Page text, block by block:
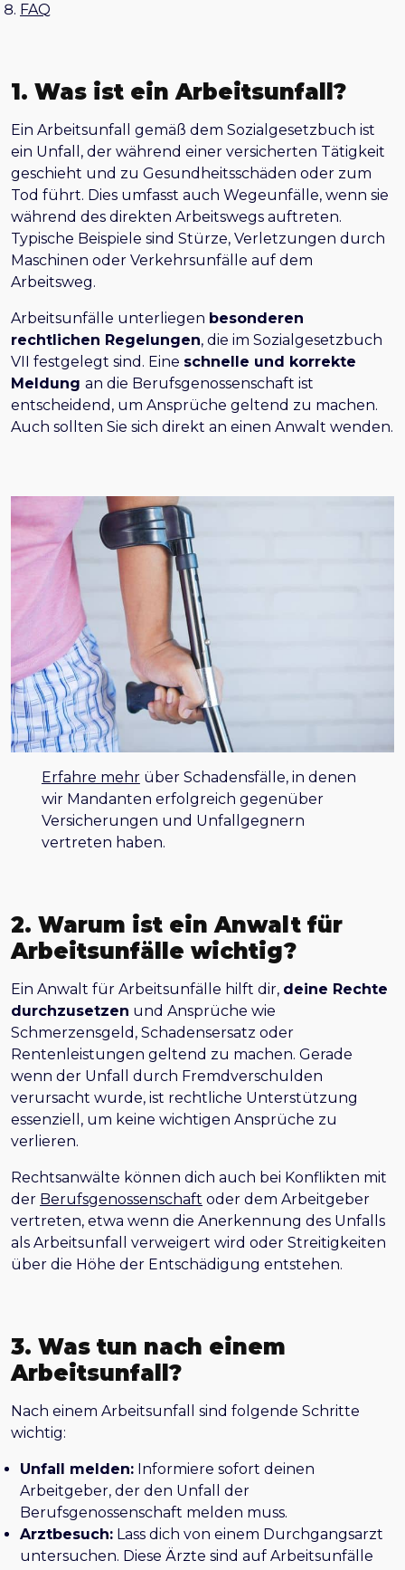
FAQ
1. Was ist ein Arbeitsunfall?
Ein Arbeitsunfall gemäß dem Sozialgesetzbuch ist
ein Unfall, der während einer versicherten Tätigkeit
geschieht und zu Gesundheitsschäden oder zum
Tod führt. Dies umfasst auch Wegeunfälle, wenn sie
während des direkten Arbeitswegs auftreten.
Typische Beispiele sind Stürze, Verletzungen durch
Maschinen oder Verkehrsunfälle auf dem
Arbeitsweg.
Arbeitsunfälle unterliegen besonderen
rechtlichen Regelungen, die im Sozialgesetzbuch
VII festgelegt sind. Eine schnelle und korrekte
Meldung an die Berufsgenossenschaft ist
entscheidend, um Ansprüche geltend zu machen.
Auch sollten Sie sich direkt an einen Anwalt wenden.
Erfahre mehrüber Schadensfälle, in denen
wir Mandanten erfolgreich gegenüber
Versicherungen und Unfallgegnern
vertreten haben.
2. Warum ist ein Anwalt für
Arbeitsunfälle wichtig?
Ein Anwalt für Arbeitsunfälle hilft dir, deine Rechte
durchzusetzen und Ansprüche wie
Schmerzensgeld, Schadensersatz oder
Rentenleistungen geltend zu machen. Gerade
wenn der Unfall durch Fremdverschulden
verursacht wurde, ist rechtliche Unterstützung
essenziell, um keine wichtigen Ansprüche zu
verlieren.
Rechtsanwälte können dich auch bei Konflikten mit
der Berufsgenossenschaft oder dem Arbeitgeber
vertreten, etwa wenn die Anerkennung des Unfalls
als Arbeitsunfall verweigert wird oder Streitigkeiten
über die Höhe der Entschädigung entstehen.
3. Was tun nach einem
Arbeitsunfall?
Nach einem Arbeitsunfall sind folgende Schritte
wichtig:
Unfall melden: Informiere sofort deinen
Arbeitgeber, der den Unfall der
Berufsgenossenschaft melden muss.
Arztbesuch: Lass dich von einem Durchgangsarzt
untersuchen. Diese Ärzte sind auf Arbeitsunfälle